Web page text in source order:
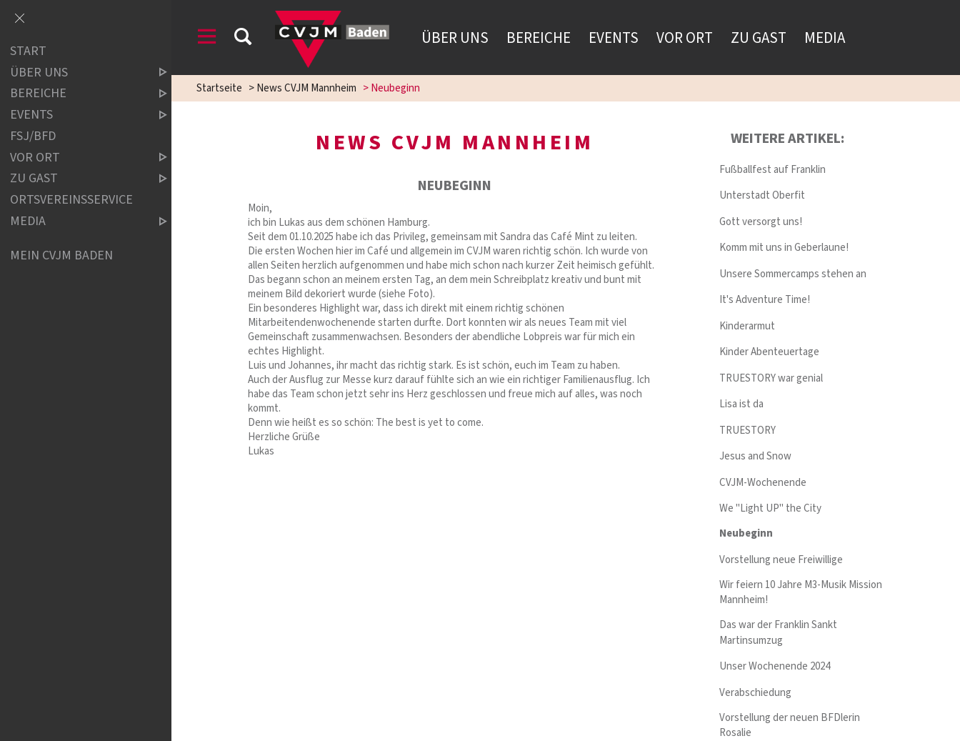
ÜBER UNS BEREICHE EVENTS VOR ORT ZU GAST MEDIA
Startseite >News CVJM Mannheim >Neubeginn
NEWS CVJM MANNHEIM
NEUBEGINN
Moin,
ich bin Lukas aus dem schönen Hamburg.
Seit dem 01.10.2025 habe ich das Privileg, gemeinsam mit Sandra das Café Mint zu leiten.
Die ersten Wochen hier im Café und allgemein im CVJM waren richtig schön. Ich wurde von
allen Seiten herzlich aufgenommen und habe mich schon nach kurzer Zeit heimisch gefühlt.
Das begann schon an meinem ersten Tag, an dem mein Schreibplatz kreativ und bunt mit
meinem Bild dekoriert wurde (siehe Foto).
Ein besonderes Highlight war, dass ich direkt mit einem richtig schönen
Mitarbeitendenwochenende starten durfte. Dort konnten wir als neues Team mit viel
Gemeinschaft zusammenwachsen. Besonders der abendliche Lobpreis war für mich ein
echtes Highlight.
Luis und Johannes, ihr macht das richtig stark. Es ist schön, euch im Team zu haben.
Auch der Ausflug zur Messe kurz darauf fühlte sich an wie ein richtiger Familienausflug. Ich
habe das Team schon jetzt sehr ins Herz geschlossen und freue mich auf alles, was noch
kommt.
Denn wie heißt es so schön: The best is yet to come.
Herzliche Grüße
Lukas
WEITERE ARTIKEL:
Fußballfest auf Franklin
Unterstadt Oberfit
Gott versorgt uns!
Komm mit uns in Geberlaune!
Unsere Sommercamps stehen an
It's Adventure Time!
Kinderarmut
Kinder Abenteuertage
TRUESTORY war genial
Lisa ist da
TRUESTORY
Jesus and Snow
CVJM-Wochenende
We "Light UP" the City
Neubeginn
Vorstellung neue Freiwillige
Wir feiern 10 Jahre M3-Musik Mission
Mannheim!
Das war der Franklin Sankt
Martinsumzug
Unser Wochenende 2024
Verabschiedung
Vorstellung der neuen BFDlerin
Rosalie
START
ÜBER UNS
BEREICHE
EVENTS
FSJ/BFD
VOR ORT
ZU GAST
ORTSVEREINSSERVICE
MEDIA
MEIN CVJM BADEN